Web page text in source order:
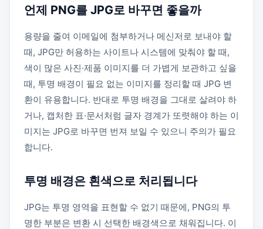
언제 PNG를 JPG로 바꾸면 좋을까
용량을 줄여 이메일에 첨부하거나 메신저로 보내야 할
때, JPG만 허용하는 사이트나 시스템에 맞춰야 할 때,
색이 많은 사진·제품 이미지를 더 가볍게 보관하고 싶을
때, 투명 배경이 필요 없는 이미지를 정리할 때 JPG 변
환이 유용합니다. 반대로 투명 배경을 그대로 살려야 하
거나, 캡처한 표·문서처럼 글자 경계가 또렷해야 하는 이
미지는 JPG로 바꾸면 번져 보일 수 있으니 주의가 필요
합니다.
투명 배경은 흰색으로 처리됩니다
JPG는 투명 영역을 표현할 수 없기 때문에, PNG의 투
명한 부분은 변환 시 선택한 배경색으로 채워집니다. 이